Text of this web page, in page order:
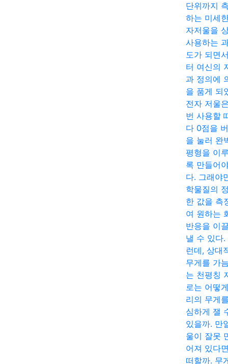
단위까지
하는 미세
자저울을
사용하는
도가 되면
터 여신의
과 정의에
을 품게 되
전자 저울
번 사용할
다 0점을
을 눌러 완
평형을 이
록 만들어
다. 그래야
학물질의
한 값을 측
여 원하는
반응을 이
낼 수 있다.
런데, 상대
무게를 가
는 천평칭
로는 어떻
리의 무게
심하게 잴
있을까. 만
울이 잘못
어져 있다
떠할까. 무